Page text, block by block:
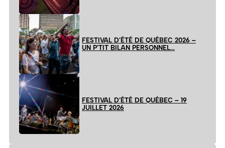
FESTIVAL D’ÉTÉ DE QUÉBEC 2026 –
UN P’TIT BILAN PERSONNEL…
FESTIVAL D’ÉTÉ DE QUÉBEC – 19
JUILLET 2026